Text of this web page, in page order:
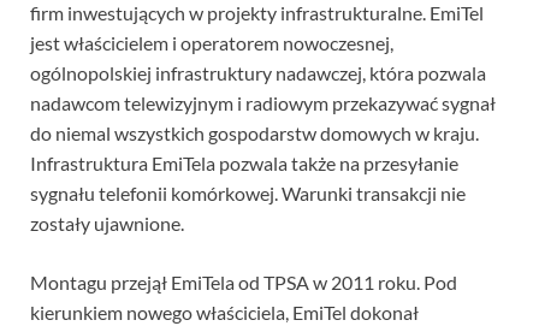
firm inwestujących w projekty infrastrukturalne. EmiTel
jest właścicielem i operatorem nowoczesnej,
ogólnopolskiej infrastruktury nadawczej, która pozwala
nadawcom telewizyjnym i radiowym przekazywać sygnał
do niemal wszystkich gospodarstw domowych w kraju.
Infrastruktura EmiTela pozwala także na przesyłanie
sygnału telefonii komórkowej. Warunki transakcji nie
zostały ujawnione.
Montagu przejął EmiTela od TPSA w 2011 roku. Pod
kierunkiem nowego właściciela, EmiTel dokonał